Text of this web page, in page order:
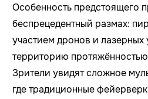
Особенность предстоящего
беспрецедентный размах:
участием дронов и лазерных
территорию
Зрители увидят сложное
где традиционные